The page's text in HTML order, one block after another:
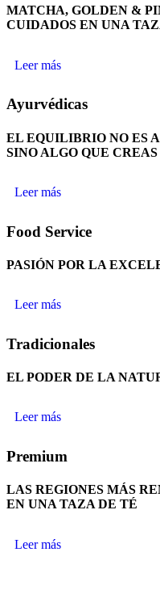
MATCHA, GOLDEN &
CUIDADOS EN UNA
Leer más
Ayurvédicas
EL EQUILIBRIO NO ES
SINO ALGO QUE CREAS
Leer más
Food Service
PASIÓN POR LA
Leer más
Tradicionales
EL PODER DE LA
Leer más
Premium
LAS REGIONES MÁS
EN UNA TAZA DE TÉ
Leer más